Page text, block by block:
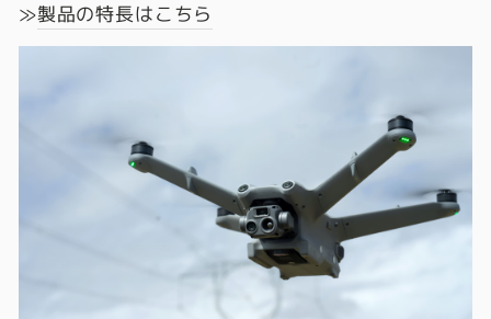
≫製品の特長はこちら